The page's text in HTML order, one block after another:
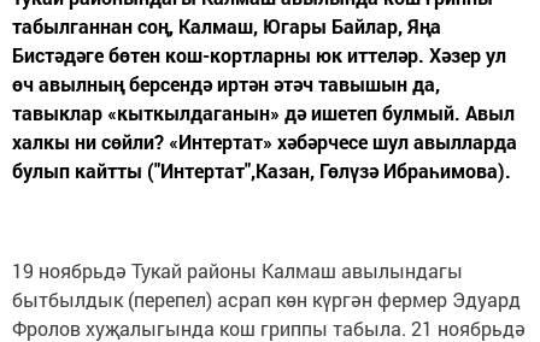
табылганнан соң, Калмаш, Югары Байлар, Яңа
Бистәдәге бөтен кош-кортларны юк иттеләр. Хәзер ул
өч авылның берсендә иртән әтәч тавышын да,
тавыклар «кыткылдаганын» дә ишетеп булмый. Авыл
халкы ни сөйли? «Интертат» хәбәрчесе шул авылларда
булып кайтты ("Интертат",Казан, Гөлүзә Ибраһимова).
19 ноябрьдә Тукай районы Калмаш авылындагы
бытбылдык (перепел) асрап көн күргән фермер Эдуард
Фролов хуҗалыгында кош гриппы табыла. 21 ноябрьдә